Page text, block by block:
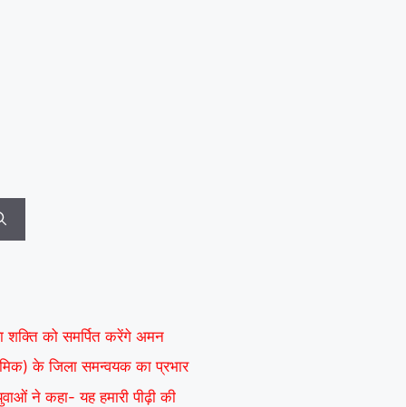
शक्ति को समर्पित करेंगे अमन
के जिला समन्वयक का प्रभार
ने कहा- यह हमारी पीढ़ी की